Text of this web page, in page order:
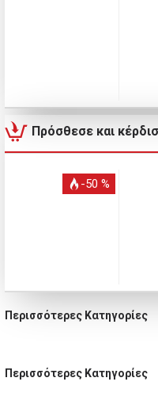
Πρόσθεσε και
-50 %
Περισσότερες Κατηγορίες
Μαγιό
Περισσότερες Κατηγορίες
Αξεσουάρ